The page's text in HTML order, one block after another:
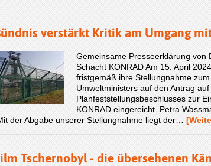
verstärkt Kritik am Umgang
Gemeinsame Presseerklärung von
Schacht KONRAD Am 15. April
fristgemäß ihre Stellungnahme
Umweltministers auf den Antrag
Planfeststellungsbeschlusses zur
KONRAD eingereicht. Petra
der Abgabe unserer Stellungnahme liegt der…
Tschernobyl - die übersehenen